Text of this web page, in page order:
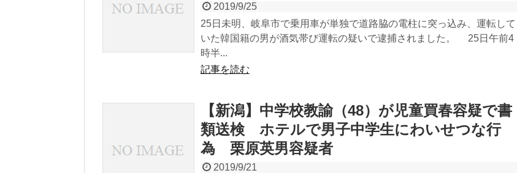
2019/9/25
25日未明、岐阜市で乗用車が単独で道路脇の電柱に突っ込み、運転して
いた韓国籍の男が酒気帯び運転の疑いで逮捕されました。 25日午前4
時半...
記事を読む
【新潟】中学校教諭（48）が児童買春容疑で書
類送検 ホテルで男子中学生にわいせつな行
為 栗原英男容疑者
2019/9/21